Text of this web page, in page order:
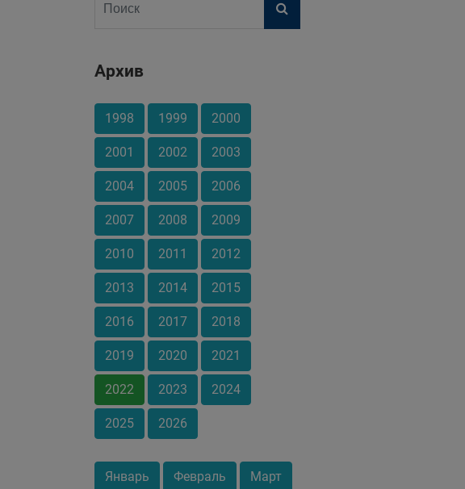
Архив
1998 1999 2000
2001 2002 2003
2004 2005 2006
2007 2008 2009
2010 2011 2012
2013 2014 2015
2016 2017 2018
2019 2020 2021
2022 2023 2024
2025 2026
Январь Февраль Март